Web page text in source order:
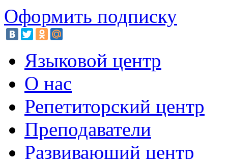
Оформить подписку
Языковой центр
О нас
Репетиторский центр
Преподаватели
Развивающий центр